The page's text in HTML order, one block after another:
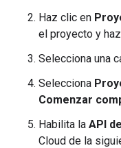
Haz clic en
el proyecto y
Selecciona una
Selecciona
Comenzar
Habilita la API
Cloud de la